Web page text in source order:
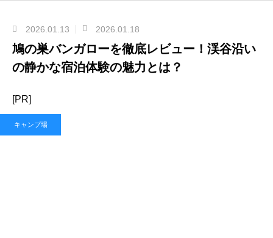
2026.01.13 2026.01.18
鳩の巣バンガローを徹底レビュー！渓谷沿い
の静かな宿泊体験の魅力とは？
[PR]
キャンプ場